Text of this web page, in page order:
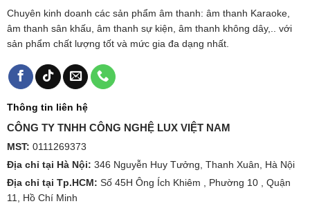
Chuyên kinh doanh các sản phẩm âm thanh: âm thanh Karaoke,
âm thanh sân khấu, âm thanh sự kiện, âm thanh không dây,.. với
sản phẩm chất lượng tốt và mức gia đa dạng nhất.
Thông tin liên hệ
CÔNG TY TNHH CÔNG NGHỆ LUX VIỆT NAM
MST: 0111269373
Địa chỉ tại Hà Nội: 346 Nguyễn Huy Tưởng, Thanh Xuân, Hà Nội
Địa chỉ tại Tp.HCM: Số 45H Ông Ích Khiêm , Phường 10 , Quận
11, Hồ Chí Minh